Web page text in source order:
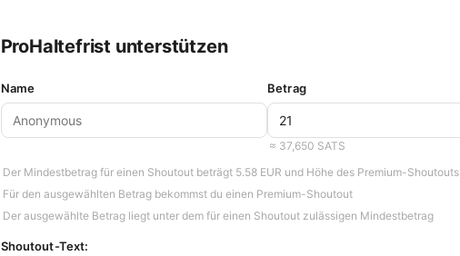
ProHaltefrist unterstützen
Name Betrag
≈ 37,650 SATS
Der Mindestbetrag für einen Shoutout beträgt 5.58 EUR und Höhe des Premium-Shoutouts
Für den ausgewählten Betrag bekommst du einen Premium-Shoutout
Der ausgewählte Betrag liegt unter dem für einen Shoutout zulässigen Mindestbetrag
Shoutout-Text: